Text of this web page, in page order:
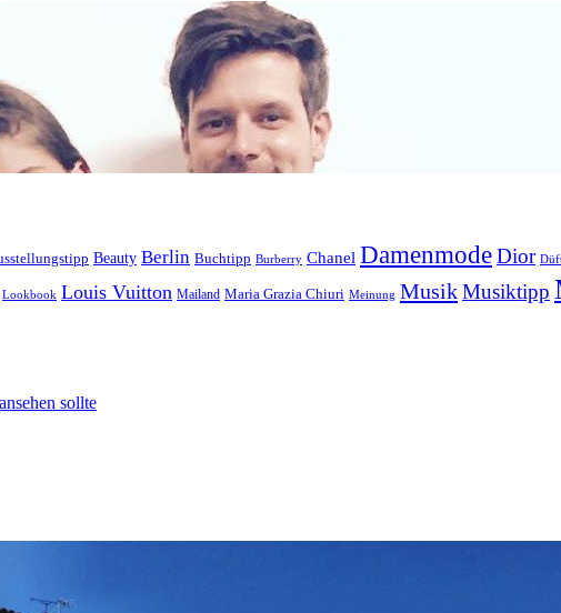
Beauty Berlin Buchtipp Burberry Chanel DamenmodeDior
Lookbook Louis Vuitton Mailand Maria Grazia Chiuri Meinung MusikMusiktipp
sollte